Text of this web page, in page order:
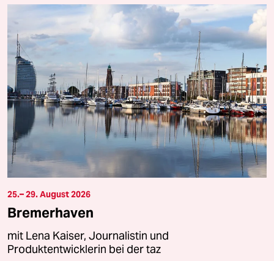
25.– 29. August 2026
Bremerhaven
mit Lena Kaiser, Journalistin und
Produktentwicklerin bei der taz